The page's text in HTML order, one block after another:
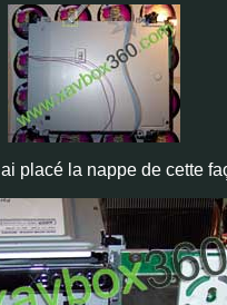
placé la nappe de cette